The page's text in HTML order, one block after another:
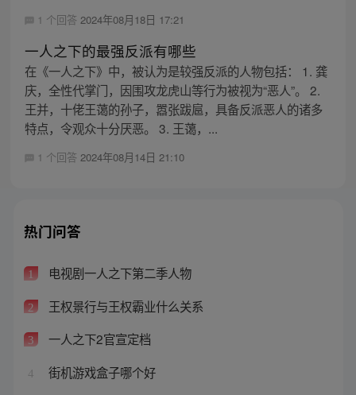
1 个回答 2024年08月18日 17:21
一人之下的最强反派有哪些
在《一人之下》中，被认为是较强反派的人物包括： 1. 龚
庆，全性代掌门，因围攻龙虎山等行为被视为“恶人”。 2.
王并，十佬王蔼的孙子，嚣张跋扈，具备反派恶人的诸多
特点，令观众十分厌恶。 3. 王蔼，...
1 个回答 2024年08月14日 21:10
热门问答
1 电视剧一人之下第二季人物
2 王权景行与王权霸业什么关系
3 一人之下2官宣定档
4 街机游戏盒子哪个好